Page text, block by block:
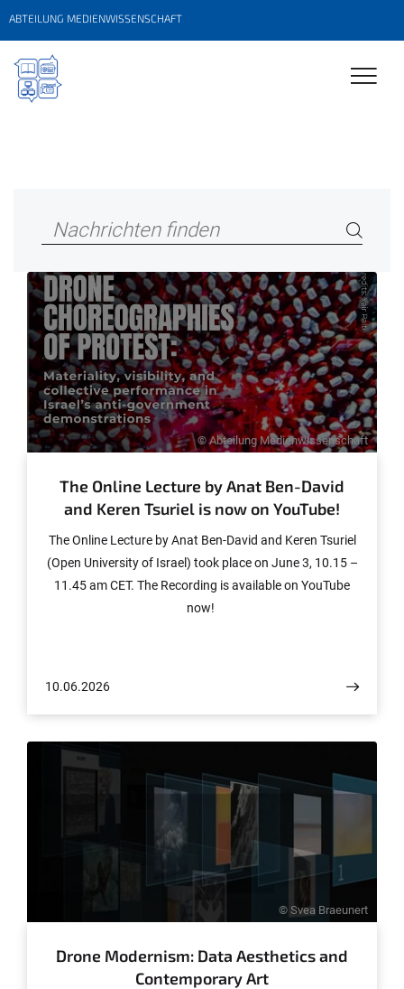
ABTEILUNG MEDIENWISSENSCHAFT
© Abteilung Medienwissenschaft
The Online Lecture by Anat Ben-David
and Keren Tsuriel is now on YouTube!
The Online Lecture by Anat Ben-David and Keren Tsuriel
(Open University of Israel) took place on June 3, 10.15 –
11.45 am CET. The Recording is available on YouTube
now!
10.06.2026
© Svea Braeunert
Drone Modernism: Data Aesthetics and
Contemporary Art